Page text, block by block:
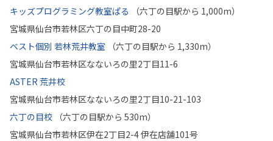
キッズプログラミング教室ぱる
（六丁の目駅から 1,000m）
宮城県仙台市若林区六丁の目中町28-20
ベスト個別 若林荒井教室
（六丁の目駅から 1,330m）
宮城県仙台市若林区なないろの里2丁目11-6
ASTER 荒井校
宮城県仙台市若林区なないろの里2丁目10-21-103
六丁の目校
（六丁の目駅から 530m）
宮城県仙台市若林区伊在2丁目2-4 伊在店舗101号